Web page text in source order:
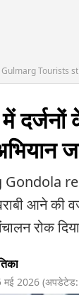
Gulmarg Tourists
आने की
रोक
मई 2026 (अपडेटेड: